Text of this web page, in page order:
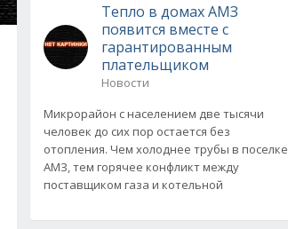
Тепло в домах АМЗ
появится вместе с
гарантированным
плательщиком
Новости
Микрорайон с населением две тысячи
человек до сих пор остается без
отопления. Чем холоднее трубы в поселке
АМЗ, тем горячее конфликт между
поставщиком газа и котельной